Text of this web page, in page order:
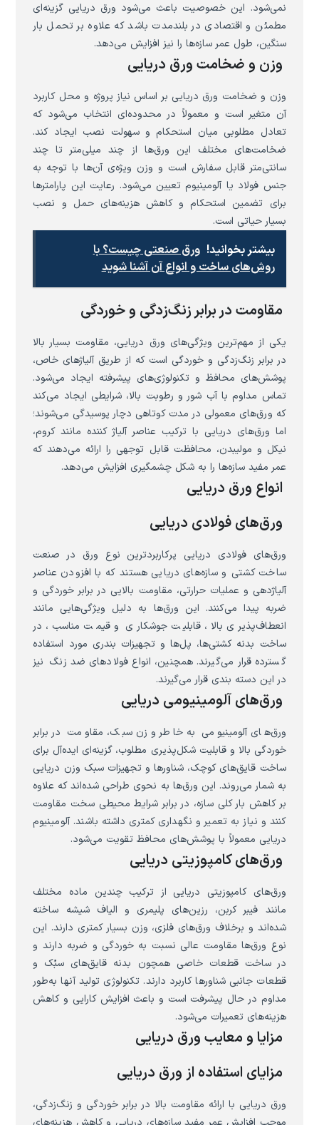
نمی‌شود. این خصوصیت باعث می‌شود ورق دریایی گزینه‌ای
مطمئن و اقتصادی در بلندمدت باشد که علاوه بر تحمل بار
سنگین، طول عمر سازه‌ها را نیز افزایش می‌دهد.
وزن و ضخامت ورق دریایی
وزن و ضخامت ورق دریایی بر اساس نیاز پروژه و محل کاربرد
آن متغیر است و معمولاً در محدوده‌ای انتخاب می‌شود که
تعادل مطلوبی میان استحکام و سهولت نصب ایجاد کند.
ضخامت‌های مختلف این ورق‌ها از چند میلی‌متر تا چند
سانتی‌متر قابل سفارش است و وزن ویژه‌ی آن‌ها با توجه به
جنس فولاد یا آلومینیوم تعیین می‌شود. رعایت این پارامترها
برای تضمین استحکام و کاهش هزینه‌های حمل و نصب
بسیار حیاتی است.
بیشتر بخوانید! ورق صنعتی چیست؟ با
روش‌های ساخت و انواع آن آشنا شوید
مقاومت در برابر زنگ‌زدگی و خوردگی
یکی از مهم‌ترین ویژگی‌های ورق دریایی، مقاومت بسیار بالا
در برابر زنگ‌زدگی و خوردگی است که از طریق آلیاژهای خاص،
پوشش‌های محافظ و تکنولوژی‌های پیشرفته ایجاد می‌شود.
تماس مداوم با آب شور و رطوبت بالا، شرایطی ایجاد می‌کند
که ورق‌های معمولی در مدت کوتاهی دچار پوسیدگی می‌شوند؛
اما ورق‌های دریایی با ترکیب عناصر آلیاژ کننده مانند کروم،
نیکل و مولیبدن، محافظت قابل توجهی را ارائه می‌دهند که
عمر مفید سازه‌ها را به شکل چشمگیری افزایش می‌دهد.
انواع ورق دریایی
ورق‌های فولادی دریایی
ورق‌های فولادی دریایی پرکاربردترین نوع ورق در صنعت
ساخت کشتی و سازه‌های دریایی هستند که با افزودن عناصر
آلیاژدهی و عملیات حرارتی، مقاومت بالایی در برابر خوردگی و
ضربه پیدا می‌کنند. این ورق‌ها به دلیل ویژگی‌هایی مانند
انعطاف‌پذیری بالا، قابلیت جوشکاری و قیمت مناسب، در
ساخت بدنه کشتی‌ها، پل‌ها و تجهیزات بندری مورد استفاده
گسترده قرار می‌گیرند. همچنین، انواع فولادهای ضد زنگ نیز
در این دسته بندی قرار می‌گیرند.
ورق‌های آلومینیومی دریایی
ورق‌های آلومینیومی به خاطر وزن سبک، مقاومت در برابر
خوردگی بالا و قابلیت شکل‌پذیری مطلوب، گزینه‌ای ایده‌آل برای
ساخت قایق‌های کوچک، شناورها و تجهیزات سبک وزن دریایی
به شمار می‌روند. این ورق‌ها به نحوی طراحی شده‌اند که علاوه
بر کاهش بار کلی سازه، در برابر شرایط محیطی سخت مقاومت
کنند و نیاز به تعمیر و نگهداری کمتری داشته باشند. آلومینیوم
دریایی معمولاً با پوشش‌های محافظ تقویت می‌شود.
ورق‌های کامپوزیتی دریایی
ورق‌های کامپوزیتی دریایی از ترکیب چندین ماده مختلف
مانند فیبر کربن، رزین‌های پلیمری و الیاف شیشه ساخته
شده‌اند و برخلاف ورق‌های فلزی، وزن بسیار کمتری دارند. این
نوع ورق‌ها مقاومت عالی نسبت به خوردگی و ضربه دارند و
در ساخت قطعات خاصی همچون بدنه قایق‌های سبُک و
قطعات جانبی شناورها کاربرد دارند. تکنولوژی تولید آنها به‌طور
مداوم در حال پیشرفت است و باعث افزایش کارایی و کاهش
هزینه‌های تعمیرات می‌شود.
مزایا و معایب ورق دریایی
مزایای استفاده از ورق دریایی
ورق دریایی با ارائه مقاومت بالا در برابر خوردگی و زنگ‌زدگی،